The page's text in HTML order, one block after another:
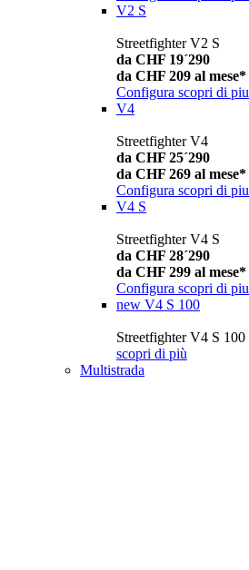
V2 S
Streetfighter V2 S
da CHF 19´290
da CHF 209 al mese*
Configura scopri di piu
V4
Streetfighter V4
da CHF 25´290
da CHF 269 al mese*
Configura scopri di piu
V4 S
Streetfighter V4 S
da CHF 28´290
da CHF 299 al mese*
Configura scopri di piu
new V4 S 100
Streetfighter V4 S 100
scopri di più
Multistrada